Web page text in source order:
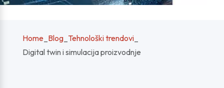
Home_ Blog_ Tehnološki trendovi_
Digital twin i simulacija proizvodnje